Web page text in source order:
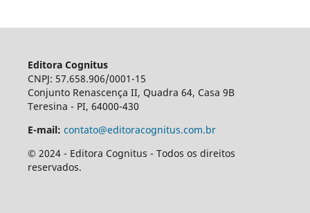
Editora Cognitus
CNPJ: 57.658.906/0001-15
Conjunto Renascença II, Quadra 64, Casa 9B
Teresina - PI, 64000-430
E-mail: contato@editoracognitus.com.br
© 2024 - Editora Cognitus - Todos os direitos
reservados.